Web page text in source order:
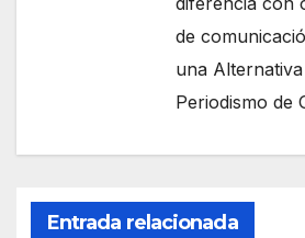
de
una
Periodismo de
Entrada relacionada